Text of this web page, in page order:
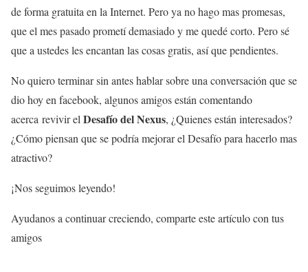
de forma gratuita en la Internet. Pero ya no hago mas promesas,
que el mes pasado prometí demasiado y me quedé corto. Pero sé
que a ustedes les encantan las cosas gratis, así que pendientes.
No quiero terminar sin antes hablar sobre una conversación que se
dio hoy en facebook, algunos amigos están comentando
acerca revivir el Desafío del Nexus, ¿Quienes están interesados?
¿Cómo piensan que se podría mejorar el Desafío para hacerlo mas
atractivo?
¡Nos seguimos leyendo!
Ayudanos a continuar creciendo, comparte este artículo con tus
amigos